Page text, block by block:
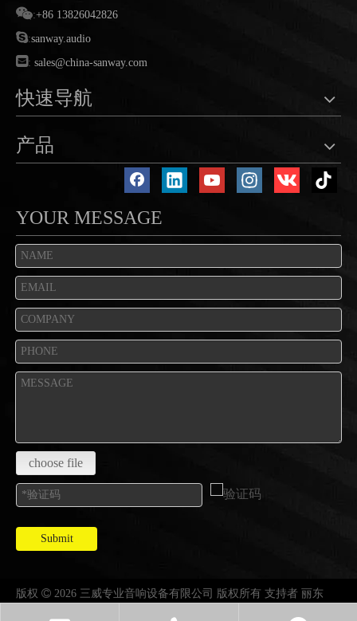
:+86 13826042826
:sanway.audio
: sales@china-sanway.com
快速导航
产品
YOUR MESSAGE
choose file
Submit
版权  2026 三威专业音响设备有限公司 版权所有 支持者 丽东